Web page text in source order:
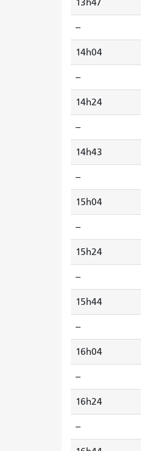
13h47
--
14h04
--
14h24
--
14h43
--
15h04
--
15h24
--
15h44
--
16h04
--
16h24
--